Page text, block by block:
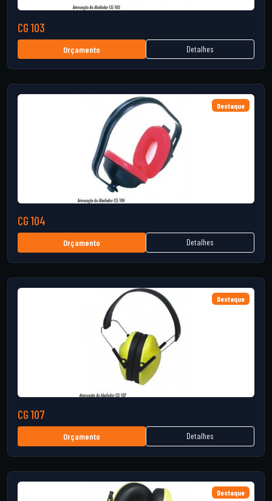
CG 103
Orçamento Detalhes
Destaque
CG 104
Orçamento Detalhes
Destaque
CG 107
Orçamento Detalhes
Destaque